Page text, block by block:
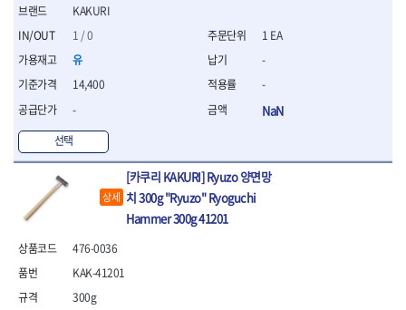
- 핀펀치
- 센타펀치
- 평치즐
- 핀펀치세트
- 펀치
- 용접용품
- 빠루
- 철공끌
원예.사무용품
- 전지가위
- 전정톱
- 접톱
KAKURI
1 / 0
유
14,400
-
선택
1 EA
-
-
NaN
상세
[카쿠리 KAKURI] Ryuzo 양면망
치 300g "Ryuzo" Ryoguchi
Hammer 300g 41201
476-0036
KAK-41201
300g